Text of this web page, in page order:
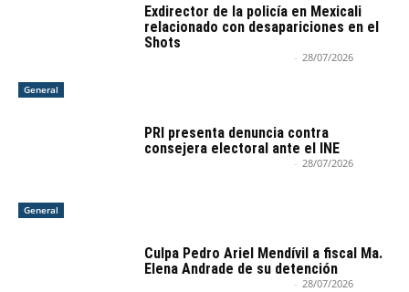
General
Exdirector de la policía en Mexicali
relacionado con desapariciones en el
Shots
- 28/07/2026
General
PRI presenta denuncia contra
consejera electoral ante el INE
- 28/07/2026
Culpa Pedro Ariel Mendívil a fiscal Ma.
Elena Andrade de su detención
- 28/07/2026